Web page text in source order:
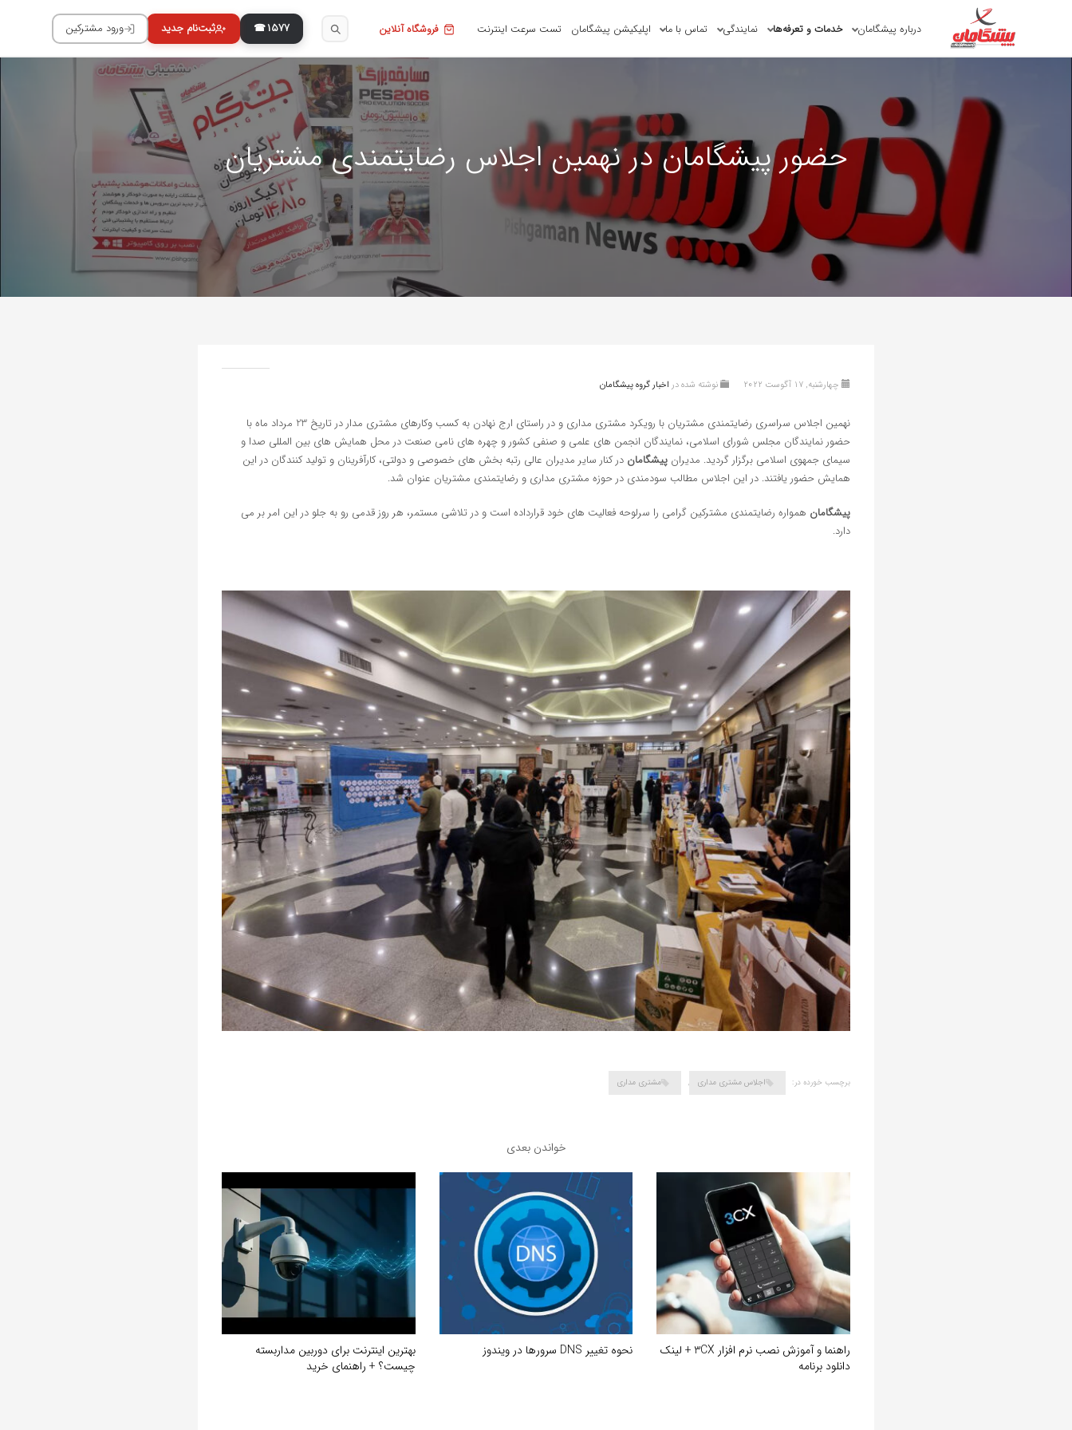
۱۵۷۷ درباره پیشگامان خدمات و تعرفه‌ها نمایندگی تماس با ما اپلیکیشن پیشگامان فروشگاه آنلاین تست سرعت اینترنت
حضور پیشگامان در نهمین اجلاس رضایتمندی مشتریان
چهارشنبه, 17 آگوست 2022 نوشته شده در اخبار گروه پیشگامان
نهمین اجلاس سراسری رضایتمندی مشتریان با رویکرد مشتری مداری و در راستای ارج نهادن به کسب وکارهای مشتری مدار در تاریخ 23 مرداد ماه با
حضور نمایندگان مجلس شورای اسلامی، نمایندگان انجمن های علمی و صنفی کشور و چهره های نامی صنعت در محل همایش های بین المللی صدا و
سیمای جمهوی اسلامی برگزار گردید. مدیران پیشگامان در کنار سایر مدیران عالی رتبه بخش های خصوصی و دولتی، کارآفرینان و تولید کنندگان در این
همایش حضور یافتند. در این اجلاس مطالب سودمندی در حوزه مشتری مداری و رضایتمندی مشتریان عنوان شد.
پیشگامان همواره رضایتمندی مشترکین گرامی را سرلوحه فعالیت های خود قرارداده است و در تلاشی مستمر، هر روز قدمی رو به جلو در این امر بر می
دارد.
برچسب خورده در: اجلاس مشتری مداری , مشتری مداری
خواندن بعدی
بهترین اینترنت برای دوربین مداربسته
چیست؟ + راهنمای خرید
نحوه تغییر DNS سرورها در ویندوز
راهنما و آموزش نصب نرم افزار 3CX + لینک
دانلود برنامه